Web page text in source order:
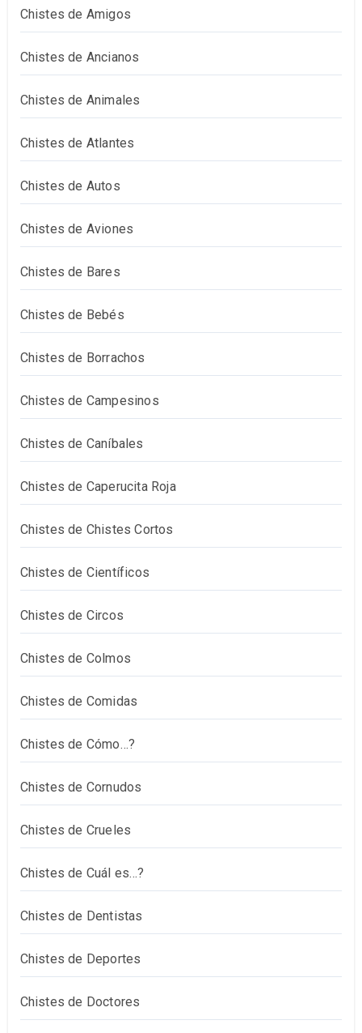
Chistes de Amigos
Chistes de Ancianos
Chistes de Animales
Chistes de Atlantes
Chistes de Autos
Chistes de Aviones
Chistes de Bares
Chistes de Bebés
Chistes de Borrachos
Chistes de Campesinos
Chistes de Caníbales
Chistes de Caperucita Roja
Chistes de Chistes Cortos
Chistes de Científicos
Chistes de Circos
Chistes de Colmos
Chistes de Comidas
Chistes de Cómo…?
Chistes de Cornudos
Chistes de Crueles
Chistes de Cuál es…?
Chistes de Dentistas
Chistes de Deportes
Chistes de Doctores